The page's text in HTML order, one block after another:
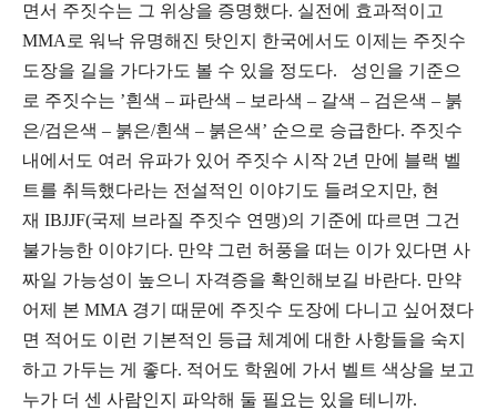
면서 주짓수는 그 위상을 증명했다. 실전에 효과적이고
MMA로 워낙 유명해진 탓인지 한국에서도 이제는 주짓수
도장을 길을 가다가도 볼 수 있을 정도다. 성인을 기준으
로 주짓수는 ’흰색 – 파란색 – 보라색 – 갈색 – 검은색 – 붉
은/검은색 – 붉은/흰색 – 붉은색’ 순으로 승급한다. 주짓수
내에서도 여러 유파가 있어 주짓수 시작 2년 만에 블랙 벨
트를 취득했다라는 전설적인 이야기도 들려오지만, 현
재 IBJJF(국제 브라질 주짓수 연맹)의 기준에 따르면 그건
불가능한 이야기다. 만약 그런 허풍을 떠는 이가 있다면 사
짜일 가능성이 높으니 자격증을 확인해보길 바란다. 만약
어제 본 MMA 경기 때문에 주짓수 도장에 다니고 싶어졌다
면 적어도 이런 기본적인 등급 체계에 대한 사항들을 숙지
하고 가두는 게 좋다. 적어도 학원에 가서 벨트 색상을 보고
누가 더 센 사람인지 파악해 둘 필요는 있을 테니까.